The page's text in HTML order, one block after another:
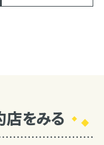
店をみる